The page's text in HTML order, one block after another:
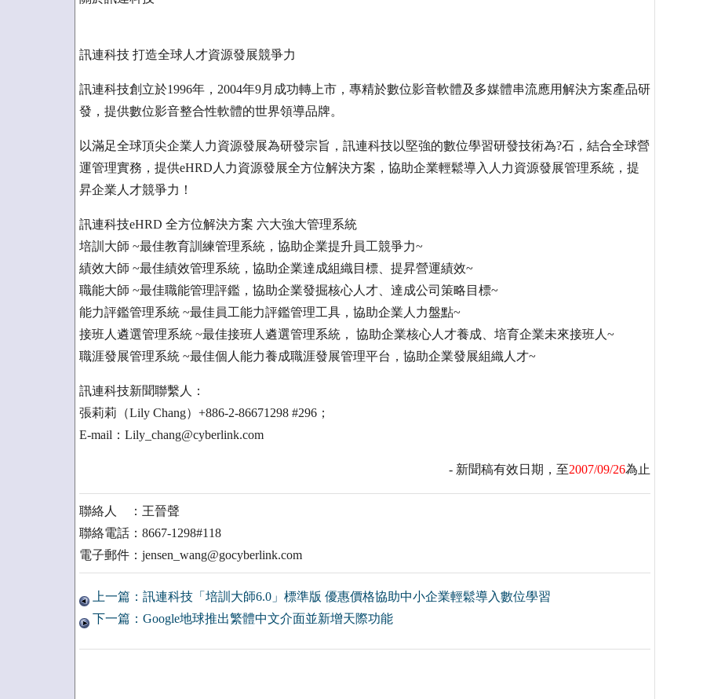
訊連科技 打造全球人才資源發展競爭力
訊連科技創立於1996年，2004年9月成功轉上市，專精於數位影音軟體及多媒體串流應用解決方案產品研
發，提供數位影音整合性軟體的世界領導品牌。
以滿足全球頂尖企業人力資源發展為研發宗旨，訊連科技以堅強的數位學習研發技術為?石，結合全球營
運管理實務，提供eHRD人力資源發展全方位解決方案，協助企業輕鬆導入人力資源發展管理系統，提
昇企業人才競爭力！
訊連科技eHRD 全方位解決方案 六大強大管理系統
培訓大師 ~最佳教育訓練管理系統，協助企業提升員工競爭力~
績效大師 ~最佳績效管理系統，協助企業達成組織目標、提昇營運績效~
職能大師 ~最佳職能管理評鑑，協助企業發掘核心人才、達成公司策略目標~
能力評鑑管理系統 ~最佳員工能力評鑑管理工具，協助企業人力盤點~
接班人遴選管理系統 ~最佳接班人遴選管理系統， 協助企業核心人才養成、培育企業未來接班人~
職涯發展管理系統 ~最佳個人能力養成職涯發展管理平台，協助企業發展組織人才~
訊連科技新聞聯繫人：
張莉莉（Lily Chang）+886-2-86671298 #296；
E-mail：Lily_chang@cyberlink.com
- 新聞稿有效日期，至2007/09/26為止
聯絡人 ：王晉聲
聯絡電話：8667-1298#118
電子郵件：jensen_wang@gocyberlink.com
上一篇：訊連科技「培訓大師6.0」標準版 優惠價格協助中小企業輕鬆導入數位學習
下一篇：Google地球推出繁體中文介面並新增天際功能